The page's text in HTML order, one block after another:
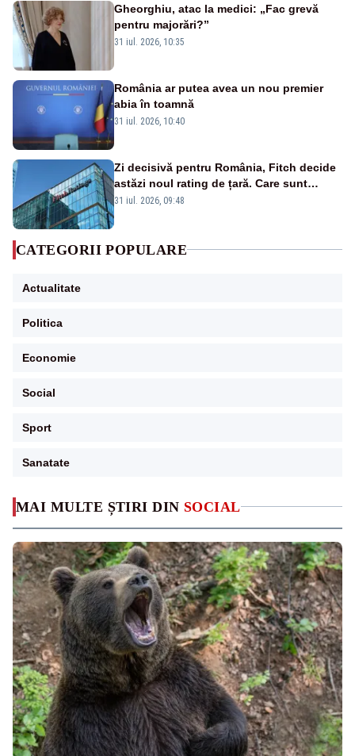
MAI MULTE ȘTIRI DIN SOCIAL
Gheorghiu, atac la medici: „Fac grevă
pentru majorări?”
31 iul. 2026, 10:35
România ar putea avea un nou premier
abia în toamnă
31 iul. 2026, 10:40
Zi decisivă pentru România, Fitch decide
astăzi noul rating de țară. Care sunt
efectele retrogradării la categoria „junk”
31 iul. 2026, 09:48
CATEGORII POPULARE
Actualitate
Politica
Economie
Social
Sport
Sanatate